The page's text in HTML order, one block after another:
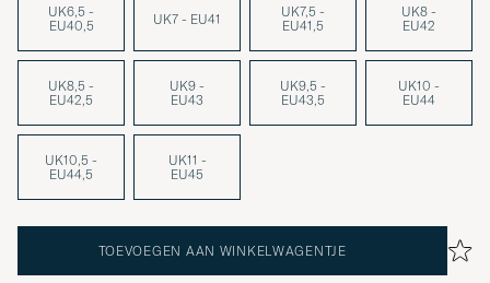
UK6,5 -
EU40,5
UK7 - EU41
UK7,5 -
EU41,5
UK8 -
EU42
UK8,5 -
EU42,5
UK9 -
EU43
UK9,5 -
EU43,5
UK10 -
EU44
UK10,5 -
EU44,5
UK11 -
EU45
TOEVOEGEN AAN WINKELWAGENTJE